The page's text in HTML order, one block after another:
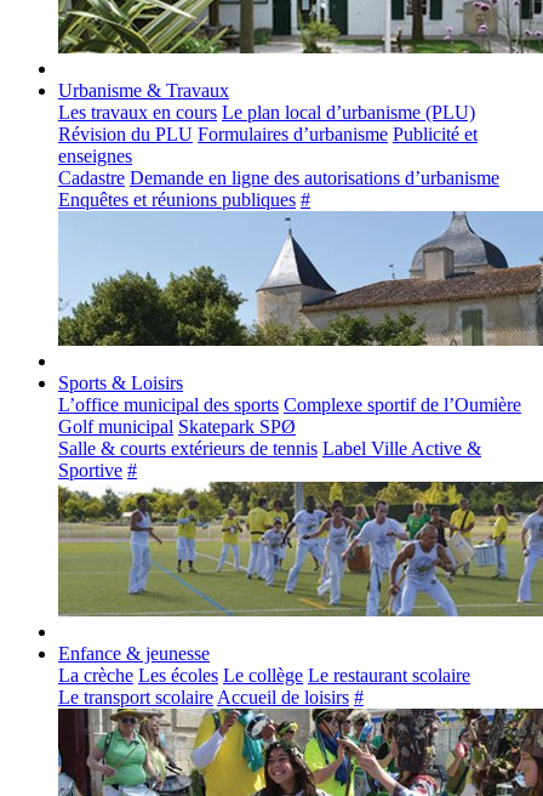
Urbanisme & Travaux
Les travaux en cours Le plan local d’urbanisme (PLU)
Révision du PLU Formulaires d’urbanisme Publicité et
enseignes
Cadastre Demande en ligne des autorisations d’urbanisme
Enquêtes et réunions publiques #
Sports & Loisirs
L’office municipal des sports Complexe sportif de l’Oumière
Golf municipal Skatepark SPØ
Salle & courts extérieurs de tennis Label Ville Active &
Sportive #
Enfance & jeunesse
La crèche Les écoles Le collège Le restaurant scolaire
Le transport scolaire Accueil de loisirs #